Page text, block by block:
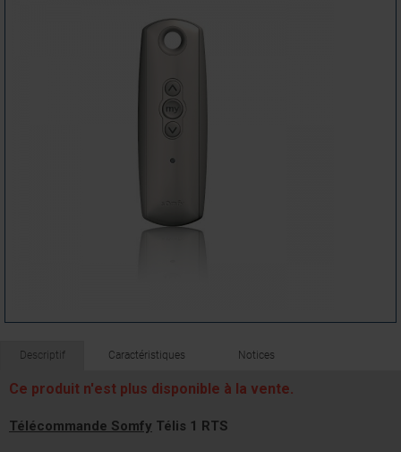
Descriptif Caractéristiques Notices
Ce produit n'est plus disponible à la vente.
Télécommande Somfy Télis 1 RTS